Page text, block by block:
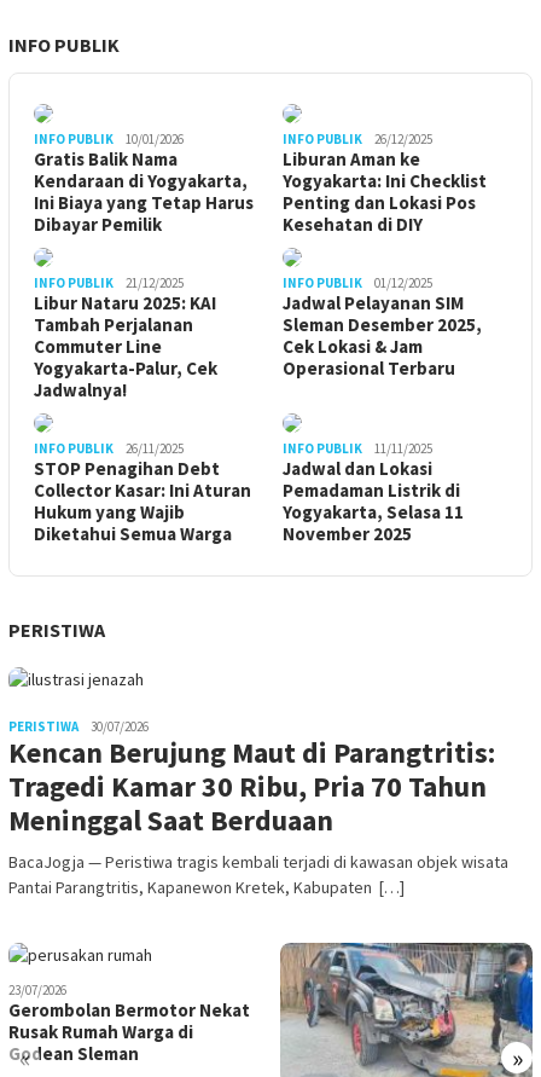
INFO PUBLIK
INFO PUBLIK 10/01/2026
Gratis Balik Nama
Kendaraan di Yogyakarta,
Ini Biaya yang Tetap Harus
Dibayar Pemilik
INFO PUBLIK 26/12/2025
Liburan Aman ke
Yogyakarta: Ini Checklist
Penting dan Lokasi Pos
Kesehatan di DIY
INFO PUBLIK 21/12/2025
Libur Nataru 2025: KAI
Tambah Perjalanan
Commuter Line
Yogyakarta-Palur, Cek
Jadwalnya!
INFO PUBLIK 01/12/2025
Jadwal Pelayanan SIM
Sleman Desember 2025,
Cek Lokasi & Jam
Operasional Terbaru
INFO PUBLIK 26/11/2025
STOP Penagihan Debt
Collector Kasar: Ini Aturan
Hukum yang Wajib
Diketahui Semua Warga
INFO PUBLIK 11/11/2025
Jadwal dan Lokasi
Pemadaman Listrik di
Yogyakarta, Selasa 11
November 2025
PERISTIWA
PERISTIWA 30/07/2026
Kencan Berujung Maut di Parangtritis:
Tragedi Kamar 30 Ribu, Pria 70 Tahun
Meninggal Saat Berduaan
BacaJogja — Peristiwa tragis kembali terjadi di kawasan objek wisata
Pantai Parangtritis, Kapanewon Kretek, Kabupaten […]
« »
23/07/2026
Gerombolan Bermotor Nekat
Rusak Rumah Warga di
Godean Sleman